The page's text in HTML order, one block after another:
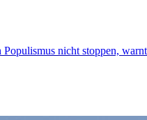
nicht stoppen,